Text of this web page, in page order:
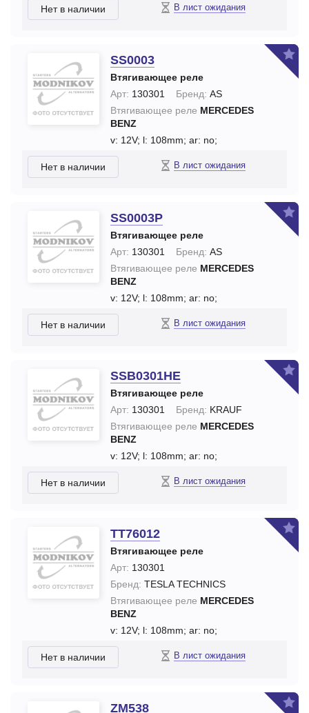
Нет в наличии В лист ожидания
SS0003
Втягивающее реле
Арт: 130301 Бренд: AS
Втягивающее реле MERCEDES
BENZ
v: 12V; l: 108mm; ar: no;
Нет в наличии В лист ожидания
SS0003P
Втягивающее реле
Арт: 130301 Бренд: AS
Втягивающее реле MERCEDES
BENZ
v: 12V; l: 108mm; ar: no;
Нет в наличии В лист ожидания
SSB0301HE
Втягивающее реле
Арт: 130301 Бренд: KRAUF
Втягивающее реле MERCEDES
BENZ
v: 12V; l: 108mm; ar: no;
Нет в наличии В лист ожидания
TT76012
Втягивающее реле
Арт: 130301
Бренд: TESLA TECHNICS
Втягивающее реле MERCEDES
BENZ
v: 12V; l: 108mm; ar: no;
Нет в наличии В лист ожидания
ZM538